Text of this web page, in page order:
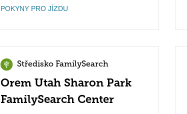
POKYNY PRO JÍZDU
Středisko FamilySearch
Orem Utah Sharon Park
FamilySearch Center